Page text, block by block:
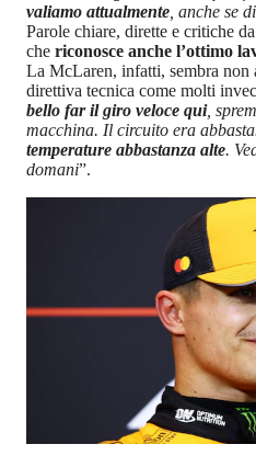
valiamo attualmente , anche se
Parole chiare, dirette e critiche
che riconosce anche l’ottimo
La McLaren, infatti, sembra non
direttiva tecnica come molti
bello far il giro veloce qui,
macchina. Il circuito era
temperature abbastanza alte.
domani”.